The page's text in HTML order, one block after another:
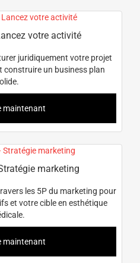
votre activité
juridiquement votre projet
construire un business plan
maintenant
marketing
les 5P du marketing pour
et votre cible en esthétique
maintenant